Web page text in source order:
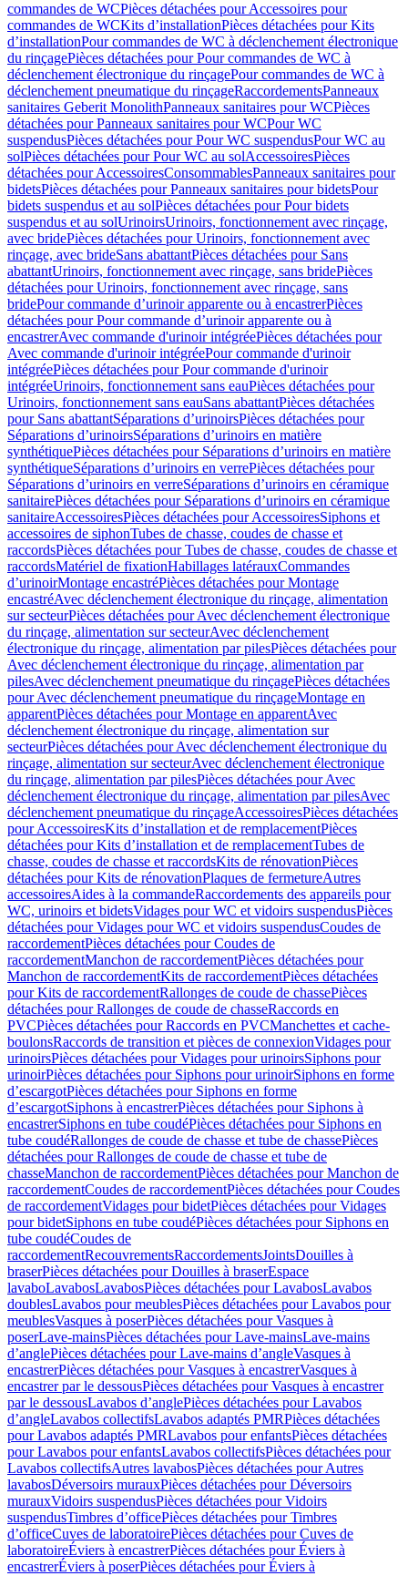
commandes de WCPièces détachées pour Accessoires pour
commandes de WCKits d’installationPièces détachées pour Kits
d’installationPour commandes de WC à déclenchement électronique
du rinçagePièces détachées pour Pour commandes de WC à
déclenchement électronique du rinçagePour commandes de WC à
déclenchement pneumatique du rinçageRaccordementsPanneaux
sanitaires Geberit MonolithPanneaux sanitaires pour WCPièces
détachées pour Panneaux sanitaires pour WCPour WC
suspendusPièces détachées pour Pour WC suspendusPour WC au
solPièces détachées pour Pour WC au solAccessoiresPièces
détachées pour AccessoiresConsommablesPanneaux sanitaires pour
bidetsPièces détachées pour Panneaux sanitaires pour bidetsPour
bidets suspendus et au solPièces détachées pour Pour bidets
suspendus et au solUrinoirsUrinoirs, fonctionnement avec rinçage,
avec bridePièces détachées pour Urinoirs, fonctionnement avec
rinçage, avec brideSans abattantPièces détachées pour Sans
abattantUrinoirs, fonctionnement avec rinçage, sans bridePièces
détachées pour Urinoirs, fonctionnement avec rinçage, sans
bridePour commande d’urinoir apparente ou à encastrerPièces
détachées pour Pour commande d’urinoir apparente ou à
encastrerAvec commande d'urinoir intégréePièces détachées pour
Avec commande d'urinoir intégréePour commande d'urinoir
intégréePièces détachées pour Pour commande d'urinoir
intégréeUrinoirs, fonctionnement sans eauPièces détachées pour
Urinoirs, fonctionnement sans eauSans abattantPièces détachées
pour Sans abattantSéparations d’urinoirsPièces détachées pour
Séparations d’urinoirsSéparations d’urinoirs en matière
synthétiquePièces détachées pour Séparations d’urinoirs en matière
synthétiqueSéparations d’urinoirs en verrePièces détachées pour
Séparations d’urinoirs en verreSéparations d’urinoirs en céramique
sanitairePièces détachées pour Séparations d’urinoirs en céramique
sanitaireAccessoiresPièces détachées pour AccessoiresSiphons et
accessoires de siphonTubes de chasse, coudes de chasse et
raccordsPièces détachées pour Tubes de chasse, coudes de chasse et
raccordsMatériel de fixationHabillages latérauxCommandes
dʼurinoirMontage encastréPièces détachées pour Montage
encastréAvec déclenchement électronique du rinçage, alimentation
sur secteurPièces détachées pour Avec déclenchement électronique
du rinçage, alimentation sur secteurAvec déclenchement
électronique du rinçage, alimentation par pilesPièces détachées pour
Avec déclenchement électronique du rinçage, alimentation par
pilesAvec déclenchement pneumatique du rinçagePièces détachées
pour Avec déclenchement pneumatique du rinçageMontage en
apparentPièces détachées pour Montage en apparentAvec
déclenchement électronique du rinçage, alimentation sur
secteurPièces détachées pour Avec déclenchement électronique du
rinçage, alimentation sur secteurAvec déclenchement électronique
du rinçage, alimentation par pilesPièces détachées pour Avec
déclenchement électronique du rinçage, alimentation par pilesAvec
déclenchement pneumatique du rinçageAccessoiresPièces détachées
pour AccessoiresKits d’installation et de remplacementPièces
détachées pour Kits d’installation et de remplacementTubes de
chasse, coudes de chasse et raccordsKits de rénovationPièces
détachées pour Kits de rénovationPlaques de fermetureAutres
accessoiresAides à la commandeRaccordements des appareils pour
WC, urinoirs et bidetsVidages pour WC et vidoirs suspendusPièces
détachées pour Vidages pour WC et vidoirs suspendusCoudes de
raccordementPièces détachées pour Coudes de
raccordementManchon de raccordementPièces détachées pour
Manchon de raccordementKits de raccordementPièces détachées
pour Kits de raccordementRallonges de coude de chassePièces
détachées pour Rallonges de coude de chasseRaccords en
PVCPièces détachées pour Raccords en PVCManchettes et cache-
boulonsRaccords de transition et pièces de connexionVidages pour
urinoirsPièces détachées pour Vidages pour urinoirsSiphons pour
urinoirPièces détachées pour Siphons pour urinoirSiphons en forme
d’escargotPièces détachées pour Siphons en forme
d’escargotSiphons à encastrerPièces détachées pour Siphons à
encastrerSiphons en tube coudéPièces détachées pour Siphons en
tube coudéRallonges de coude de chasse et tube de chassePièces
détachées pour Rallonges de coude de chasse et tube de
chasseManchon de raccordementPièces détachées pour Manchon de
raccordementCoudes de raccordementPièces détachées pour Coudes
de raccordementVidages pour bidetPièces détachées pour Vidages
pour bidetSiphons en tube coudéPièces détachées pour Siphons en
tube coudéCoudes de
raccordementRecouvrementsRaccordementsJointsDouilles à
braserPièces détachées pour Douilles à braserEspace
lavaboLavabosLavabosPièces détachées pour LavabosLavabos
doublesLavabos pour meublesPièces détachées pour Lavabos pour
meublesVasques à poserPièces détachées pour Vasques à
poserLave-mainsPièces détachées pour Lave-mainsLave-mains
d’anglePièces détachées pour Lave-mains d’angleVasques à
encastrerPièces détachées pour Vasques à encastrerVasques à
encastrer par le dessousPièces détachées pour Vasques à encastrer
par le dessousLavabos d’anglePièces détachées pour Lavabos
d’angleLavabos collectifsLavabos adaptés PMRPièces détachées
pour Lavabos adaptés PMRLavabos pour enfantsPièces détachées
pour Lavabos pour enfantsLavabos collectifsPièces détachées pour
Lavabos collectifsAutres lavabosPièces détachées pour Autres
lavabosDéversoirs murauxPièces détachées pour Déversoirs
murauxVidoirs suspendusPièces détachées pour Vidoirs
suspendusTimbres dʼofficePièces détachées pour Timbres
dʼofficeCuves de laboratoirePièces détachées pour Cuves de
laboratoireÉviers à encastrerPièces détachées pour Éviers à
encastrerÉviers à poserPièces détachées pour Éviers à